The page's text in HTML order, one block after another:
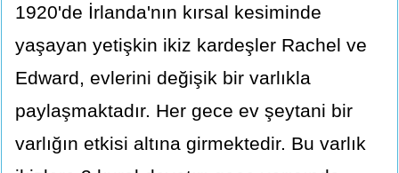
1920'de İrlanda'nın kırsal kesiminde
yaşayan yetişkin ikiz kardeşler Rachel ve
Edward, evlerini değişik bir varlıkla
paylaşmaktadır. Her gece ev şeytani bir
varlığın etkisi altına girmektedir. Bu varlık